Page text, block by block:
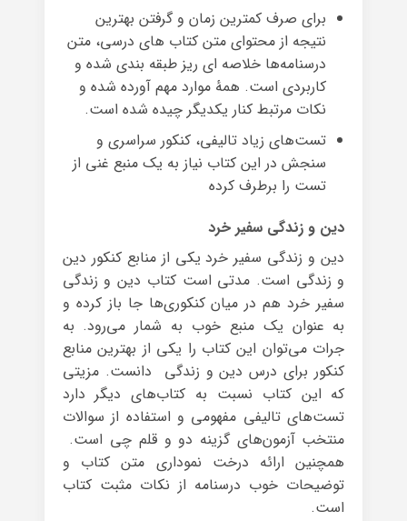
برای صرف کمترین زمان و گرفتن بهترین
نتیجه از محتوای متن کتاب های درسی، متن
درسنامه‌ها خلاصه ای ریز طبقه بندی شده و
کاربردی است. همهٔ موارد مهم آورده شده و
نکات مرتبط کنار یکدیگر چیده شده است.
تست‌های زیاد تالیفی، کنکور سراسری و
سنجش در این کتاب نیاز به یک منبع غنی از
تست را برطرف کرده
دین و زندگی سفیر خرد
دین و زندگی سفیر خرد یکی از منابع کنکور دین
و زندگی است. مدتی است کتاب دین و زندگی
سفیر خرد هم در میان کنکوری‌ها جا باز کرده و
به عنوان یک منبع خوب به شمار می‌رود. به
جرات می‌توان این کتاب را یکی از بهترین منابع
کنکور برای درس دین و زندگی دانست. مزیتی
که این کتاب نسبت به کتاب‌های دیگر دارد
تست‌های تالیفی مفهومی و استفاده از سوالات
منتخب آزمون‌های گزینه دو و قلم چی است.
همچنین ارائه درخت نموداری متن کتاب و
توضیحات خوب درسنامه از نکات مثبت کتاب
است.